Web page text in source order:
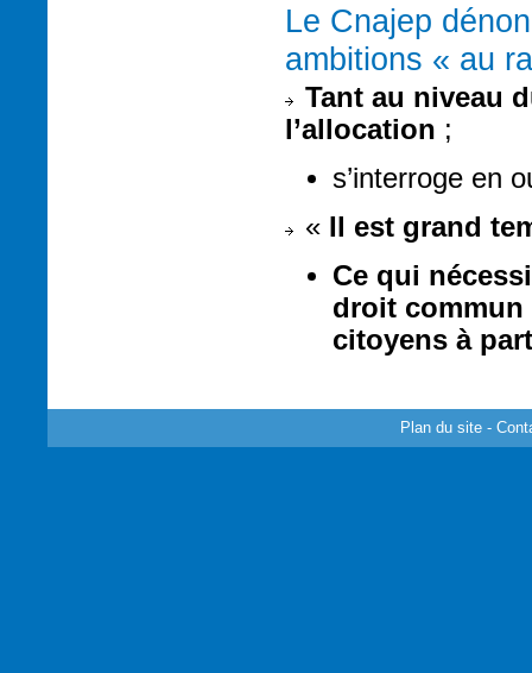
Le Cnajep
ambitions « au
Tant au niveau
l’allocation ;
s’interroge en
« Il est grand
Ce qui
droit commun
citoyens à
Plan du site -